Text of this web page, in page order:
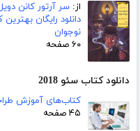
از: سر آرتور کانن
دانلود رایگان
نوجوان
۶۰ صفحه
دانلود کتاب سئو 2018
کتاب‌های آموزش
۴۵ صفحه